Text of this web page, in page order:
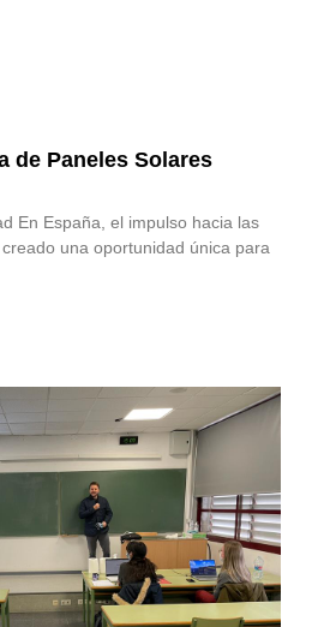
de Paneles Solares
En España, el impulso hacia las
una oportunidad única para